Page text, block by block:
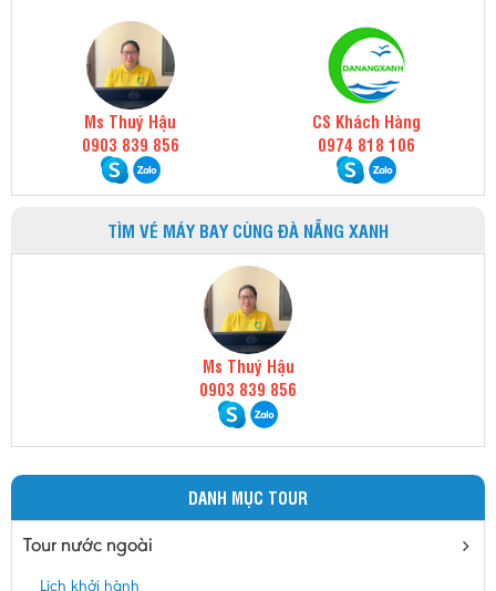
Ms Thuý Hậu
0903 839 856
CS Khách Hàng
0974 818 106
TÌM VÉ MÁY BAY CÙNG ĐÀ NẴNG XANH
Ms Thuý Hậu
0903 839 856
DANH MỤC TOUR
Tour nước ngoài
Lịch khởi hành